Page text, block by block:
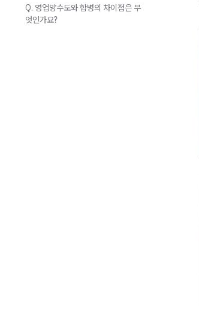
Q. 영업양수도와 합병의 차이점은 무
엇인가요?